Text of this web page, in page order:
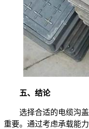
五、结论
选择合适的电缆沟盖
重要。通过考虑承载能